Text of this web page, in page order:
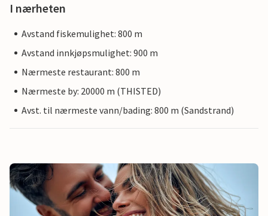
I nærheten
Avstand fiskemulighet: 800 m
Avstand innkjøpsmulighet: 900 m
Nærmeste restaurant: 800 m
Nærmeste by: 20000 m (THISTED)
Avst. til nærmeste vann/bading: 800 m (Sandstrand)